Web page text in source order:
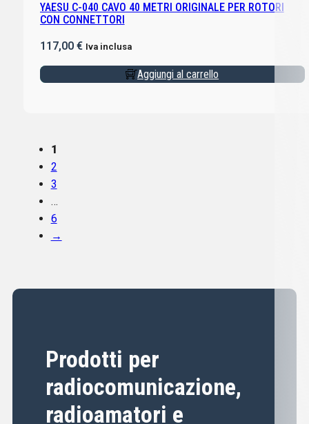
YAESU C-040 CAVO 40 METRI ORIGINALE PER ROTORI
CON CONNETTORI
117,00 € Iva inclusa
Aggiungi al carrello
1
2
3
…
6
→
Prodotti per
radiocomunicazione,
radioamatori e